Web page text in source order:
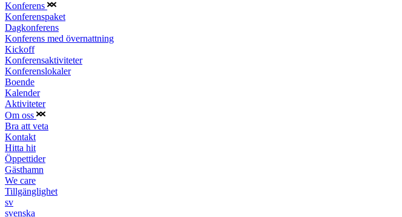
Konferens
Konferenspaket
Dagkonferens
Konferens med övernattning
Kickoff
Konferensaktiviteter
Konferenslokaler
Boende
Kalender
Aktiviteter
Om oss
Bra att veta
Kontakt
Hitta hit
Öppettider
Gästhamn
We care
Tillgänglighet
sv
svenska